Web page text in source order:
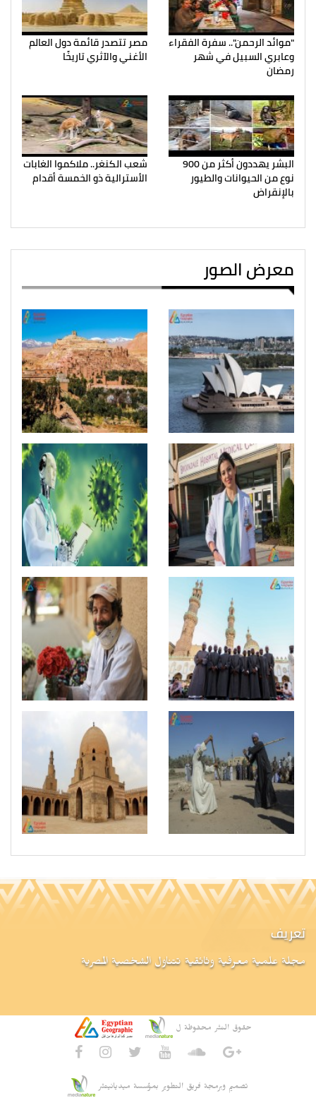
"موائد الرحمن".. سفرة الفقراء
وعابري السبيل في شهر
رمضان
مصر تتصدر قائمة دول العالم
الأغني والآثري تاريخًا
البشر يهددون أكثر من 900
نوع من الحيوانات والطيور
بالإنقراض
شعب الكنغر.. ملاكموا الغابات
الأسترالية ذو الخمسة أقدام
معرض الصور
تعريف
مجلة علمية معرفية وثائقية تتناول الشخصية المصرية
حقوق النشر محفوظة ل
تصميم وبرمجة فريق التطوير بمؤسسة ميديانيتشر